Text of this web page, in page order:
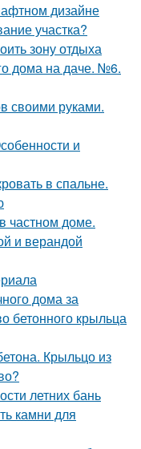
дизайне
участка?
зону отдыха
дома на даче. №6.
своими руками.
и
в спальне.
частном доме.
и верандой
дома за
бетонного крыльца
Крыльцо из
летних бань
камни для